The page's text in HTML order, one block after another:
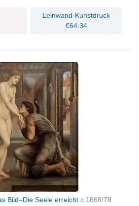
Leinwand-Kunstdruck
€64.34
Bild–Die Seele erreicht c.1868/78